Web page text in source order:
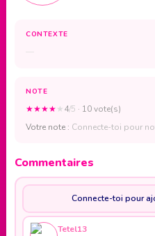
CONTEXTE
—
NOTE
★★★★★4/5 · 10 vote(s)
Votre note : Connecte-toi pour
Commentaires
Connecte-toi pour
Tetel13